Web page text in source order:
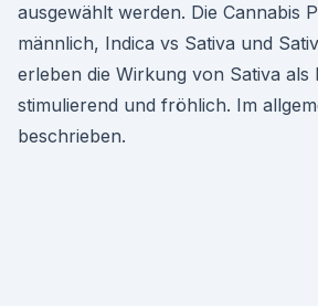
ausgewählt werden. Die Cannabis
männlich, Indica vs Sativa und
erleben die Wirkung von Sativa als
stimulierend und fröhlich. Im
beschrieben.